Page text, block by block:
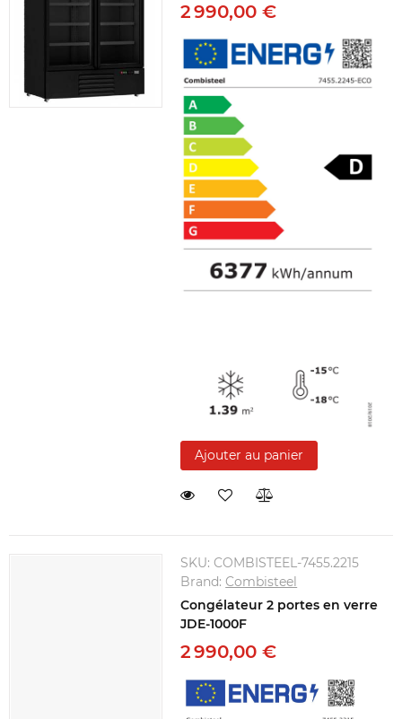
2 990,00 €
Ajouter au panier
SKU:COMBISTEEL-7455.2215
Brand:Combisteel
Congélateur 2 portes en verre
JDE-1000F
2 990,00 €